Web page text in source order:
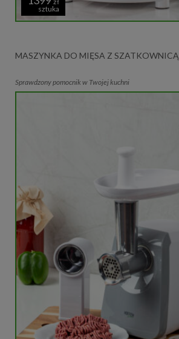
sztuka
MASZYNKA DO MIĘSA Z SZATKOWNICĄ
Sprawdzony pomocnik w Twojej kuchni